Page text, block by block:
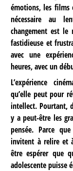
émotions, les films
nécessaire au
changement est le
fastidieuse et
avec une
heures, avec un
L’expérience
qu’elle peut pour
intellect. Pourtant,
y a peut-être les
pensée. Parce
invitent à relire et
être espérer que
adolescente puisse